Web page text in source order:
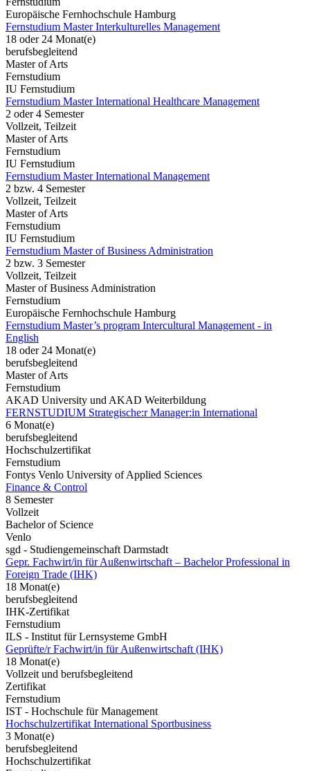
Europäische Fernhochschule Hamburg
Fernstudium Master Interkulturelles Management
18 oder 24 Monat(e)
berufsbegleitend
Master of Arts
Fernstudium
IU Fernstudium
Fernstudium Master International Healthcare Management
2 oder 4 Semester
Vollzeit, Teilzeit
Master of Arts
Fernstudium
IU Fernstudium
Fernstudium Master International Management
2 bzw. 4 Semester
Vollzeit, Teilzeit
Master of Arts
Fernstudium
IU Fernstudium
Fernstudium Master of Business Administration
2 bzw. 3 Semester
Vollzeit, Teilzeit
Master of Business Administration
Fernstudium
Europäische Fernhochschule Hamburg
Fernstudium Master’s program Intercultural Management - in
English
18 oder 24 Monat(e)
berufsbegleitend
Master of Arts
Fernstudium
AKAD University und AKAD Weiterbildung
FERNSTUDIUM Strategische:r Manager:in International
6 Monat(e)
berufsbegleitend
Hochschulzertifikat
Fernstudium
Fontys Venlo University of Applied Sciences
Finance & Control
8 Semester
Vollzeit
Bachelor of Science
Venlo
sgd - Studiengemeinschaft Darmstadt
Gepr. Fachwirt/in für Außenwirtschaft – Bachelor Professional in
Foreign Trade (IHK)
18 Monat(e)
berufsbegleitend
IHK-Zertifikat
Fernstudium
ILS - Institut für Lernsysteme GmbH
Geprüfte/r Fachwirt/in für Außenwirtschaft (IHK)
18 Monat(e)
Vollzeit und berufsbegleitend
Zertifikat
Fernstudium
IST - Hochschule für Management
Hochschulzertifikat International Sportbusiness
3 Monat(e)
berufsbegleitend
Hochschulzertifikat